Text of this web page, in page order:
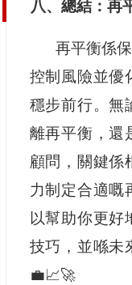
八、總結：再
再平衡係
控制風險並優
穩步前行。無
離再平衡，還
顧問，關鍵係
力制定合適嘅
以幫助你更好
技巧，並喺未
💼📈🚀